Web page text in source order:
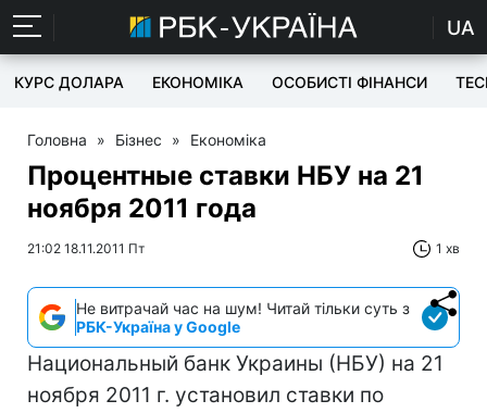
UA
КУРС ДОЛАРА ЕКОНОМІКА ОСОБИСТІ ФІНАНСИ
Головна » Бізнес » Економіка
Процентные ставки НБУ на 21
ноября 2011 года
21:02 18.11.2011 Пт 1 хв
Не витрачай час на шум! Читай тільки суть з
РБК-Україна у Google
Национальный банк Украины (НБУ) на 21
ноября 2011 г. установил ставки по